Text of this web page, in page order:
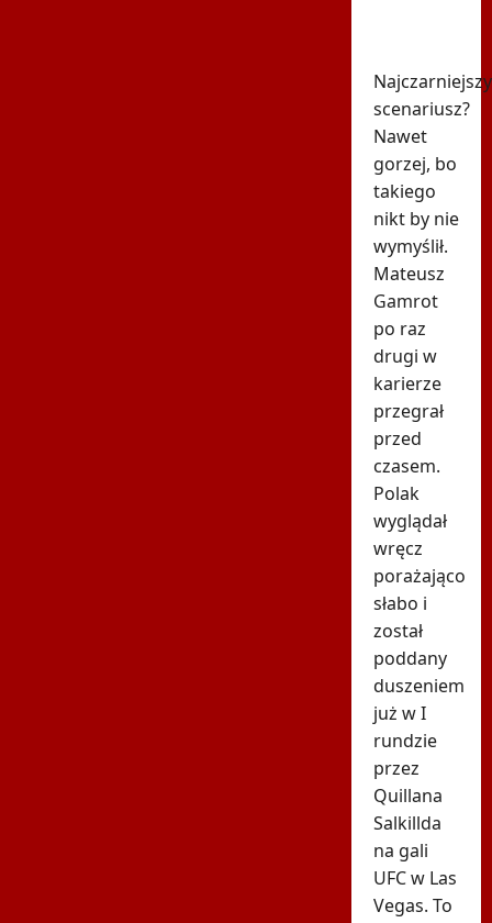
Najczarniejszy
scenariusz?
Nawet
gorzej, bo
takiego
nikt by nie
wymyślił.
Mateusz
Gamrot
po raz
drugi w
karierze
przegrał
przed
czasem.
Polak
wyglądał
wręcz
porażająco
słabo i
został
poddany
duszeniem
już w I
rundzie
przez
Quillana
Salkillda
na gali
UFC w Las
Vegas. To